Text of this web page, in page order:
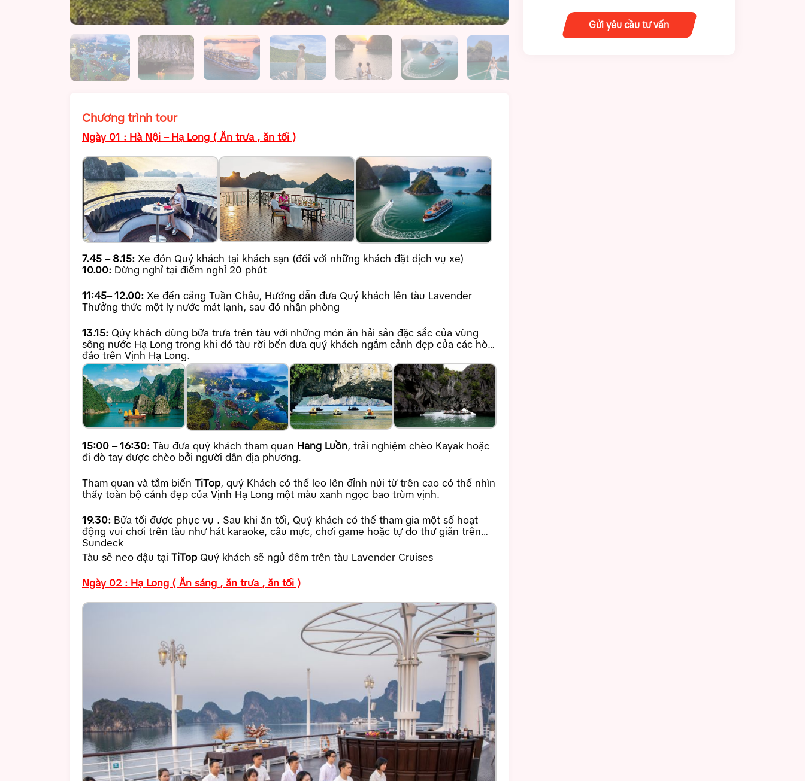
Chương trình tour
Ngày 01 : Hà Nội – Hạ Long ( Ăn trưa , ăn tối )
7.45 – 8.15: Xe đón Quý khách tại khách sạn (đối với những khách đặt dịch vụ xe)
10.00: Dừng nghỉ tại điểm nghỉ 20 phút
11:45– 12.00: Xe đến cảng Tuần Châu, Hướng dẫn đưa Quý khách lên tàu Lavender
Thưởng thức một ly nước mát lạnh, sau đó nhận phòng
13.15: Qúy khách dùng bữa trưa trên tàu với những món ăn hải sản đặc sắc của vùng
sông nước Hạ Long trong khi đó tàu rời bến đưa quý khách ngắm cảnh đẹp của các hòn
đảo trên Vịnh Hạ Long.
15:00 – 16:30: Tàu đưa quý khách tham quan Hang Luồn, trải nghiệm chèo Kayak hoặc
đi đò tay được chèo bởi người dân địa phương.
Tham quan và tắm biển TiTop, quý Khách có thể leo lên đỉnh núi từ trên cao có thể nhìn
thấy toàn bộ cảnh đẹp của Vịnh Hạ Long một màu xanh ngọc bao trùm vịnh.
19.30: Bữa tối được phục vụ . Sau khi ăn tối, Quý khách có thể tham gia một số hoạt
động vui chơi trên tàu như hát karaoke, câu mực, chơi game hoặc tự do thư giãn trên
Sundeck
Tàu sẽ neo đậu tại TiTopQuý khách sẽ ngủ đêm trên tàu Lavender Cruises
Ngày 02 : Hạ Long ( Ăn sáng , ăn trưa , ăn tối )
Gửi yêu cầu tư vấn